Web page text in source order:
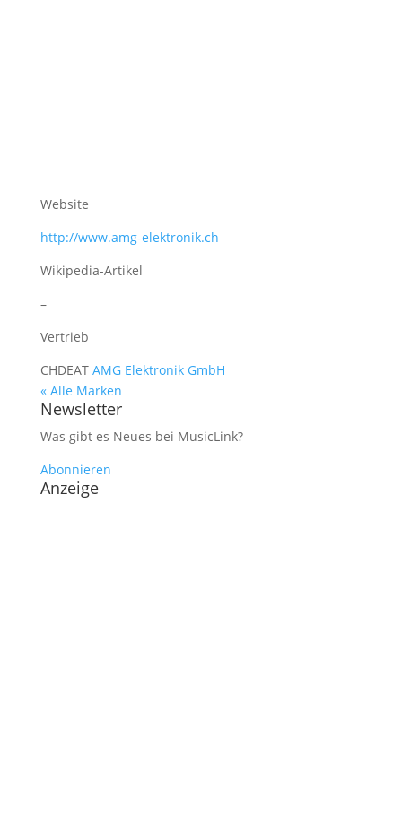
Website
http://www.amg-elektronik.ch
Wikipedia-Artikel
–
Vertrieb
CHDEAT AMG Elektronik GmbH
« Alle Marken
Newsletter
Was gibt es Neues bei MusicLink?
Abonnieren
Anzeige